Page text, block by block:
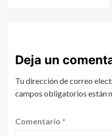
Deja un
Tu dirección de correo
campos obligatorios están
Comentario *